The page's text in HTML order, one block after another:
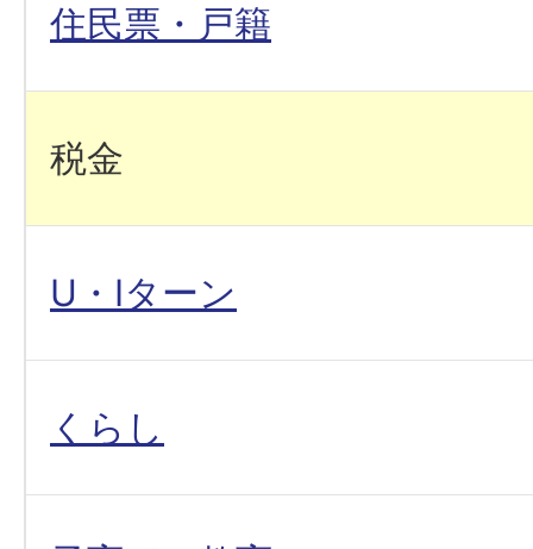
住民票・戸籍
税金
U・Iターン
くらし